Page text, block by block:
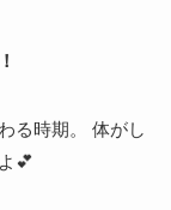
る時期。 体がし
💕